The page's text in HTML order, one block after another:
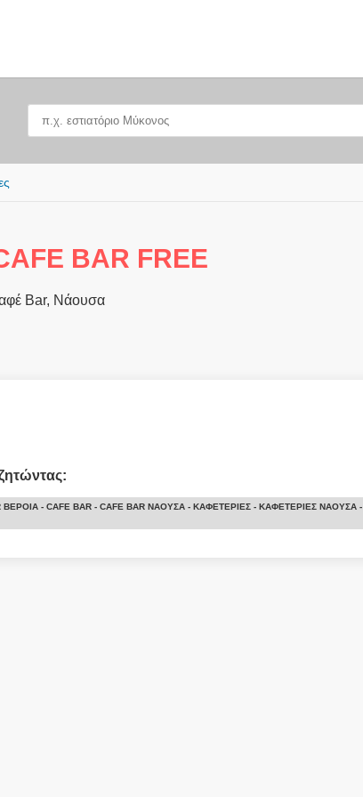
BAR FREE
Bar, Νάουσα
ΒΕΡΟΙΑ - CAFE BAR - CAFE BAR ΝΑΟΥΣΑ - ΚΑΦΕΤΕΡΙΕΣ - ΚΑΦΕΤΕΡΙΕΣ ΝΑΟΥΣΑ -